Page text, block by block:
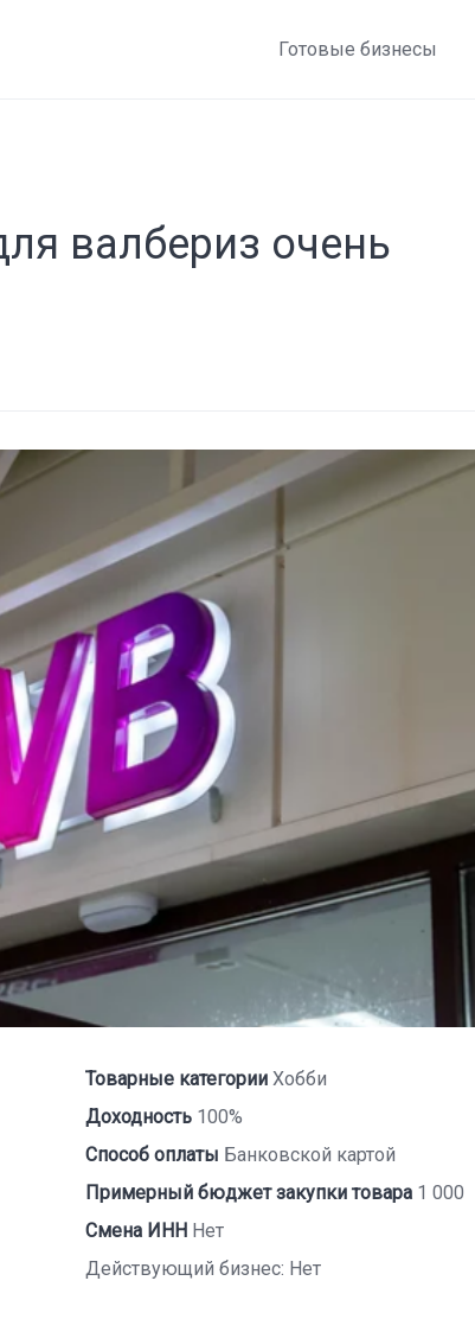
Готовые бизнесы
валбериз очень
Товарные категорииХобби
Доходность100%
Способ оплаты Банковской картой
Примерный бюджет закупки товара1 000
Смена ИНННет
Действующий бизнес: Нет